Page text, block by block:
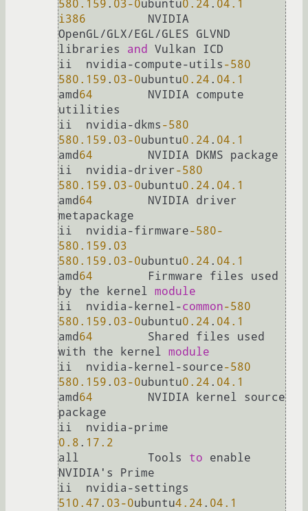
580.159 . 03-0ubuntu0.24 . 04.1
i386
         NVIDIA
OpenGL/GLX/EGL/GLES GLVND
libraries and
Vulkan ICD
ii  nvidia-compute-utils -580
580.159 . 03-0ubuntu0.24 . 04.1
amd 64
        NVIDIA compute
utilities
ii  nvidia-dkms -580
580.159 . 03-0ubuntu0.24 . 04.1
amd 64
        NVIDIA DKMS package
ii  nvidia-driver -580
580.159 . 03-0ubuntu0.24 . 04.1
amd 64
        NVIDIA driver
metapackage
ii  nvidia-firmware-580-
580.159 . 03
580.159 . 03-0ubuntu0.24 . 04.1
amd 64
        Firmware files used
by the kernel module
ii  nvidia-kernel-common-580
580.159 . 03-0ubuntu0.24 . 04.1
amd 64
        Shared files used
with the kernel module
ii  nvidia-kernel-source-580
580.159 . 03-0ubuntu0.24 . 04.1
amd 64
        NVIDIA kernel source
package
ii
0.8 . 17.2
all          Tools to enable
NVIDIA's Prime
ii
510.47 . 03-0ubuntu4.24 . 04.1